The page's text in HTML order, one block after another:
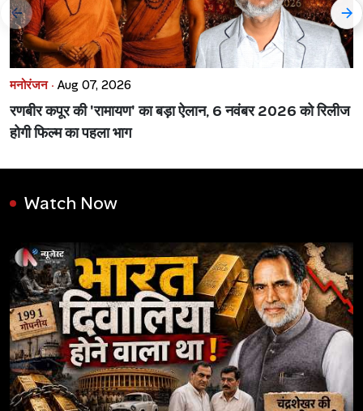
मनोरंजन · Aug 07, 2026
रणबीर कपूर की 'रामायण' का बड़ा ऐलान, 6 नवंबर 2026 को रिलीज
होगी फिल्म का पहला भाग
Watch Now